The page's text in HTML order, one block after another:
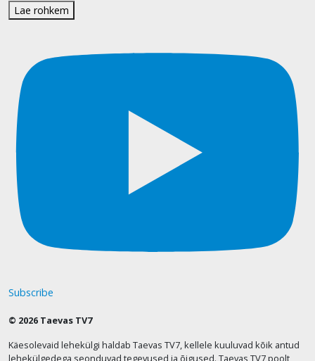
Lae rohkem
Subscribe
© 2026 Taevas TV7
Käesolevaid lehekülgi haldab Taevas TV7, kellele kuuluvad kõik antud
lehekülgedega seonduvad tegevused ja õigused. Taevas TV7 poolt